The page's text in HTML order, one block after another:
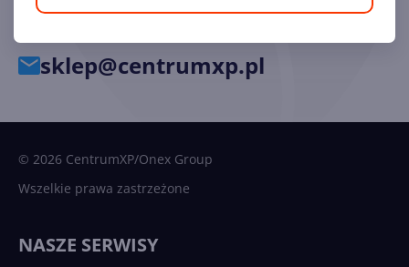
34 33 39 777
sklep@centrumxp.pl
© 2026 CentrumXP/Onex Group
Wszelkie prawa zastrzeżone
NASZE SERWISY